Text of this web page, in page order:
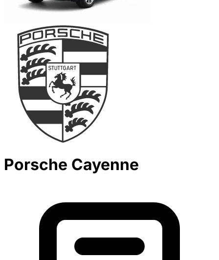
Porsche Cayenne